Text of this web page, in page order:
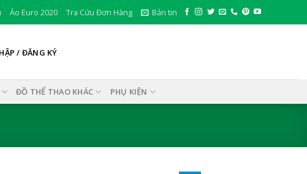
Áo Euro 2020 Tra Cứu Đơn Hàng Bản tin
/ ĐĂNG KÝ
ĐỒ THỂ THAO KHÁC PHỤ KIỆN